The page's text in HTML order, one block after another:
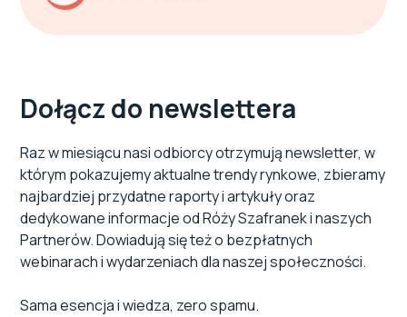
Dołącz do newslettera
Raz w miesiącu nasi odbiorcy otrzymują newsletter, w
którym pokazujemy aktualne trendy rynkowe, zbieramy
najbardziej przydatne raporty i artykuły oraz
dedykowane informacje od Róży Szafranek i naszych
Partnerów. Dowiadują się też o bezpłatnych
webinarach i wydarzeniach dla naszej społeczności.
Sama esencja i wiedza, zero spamu.